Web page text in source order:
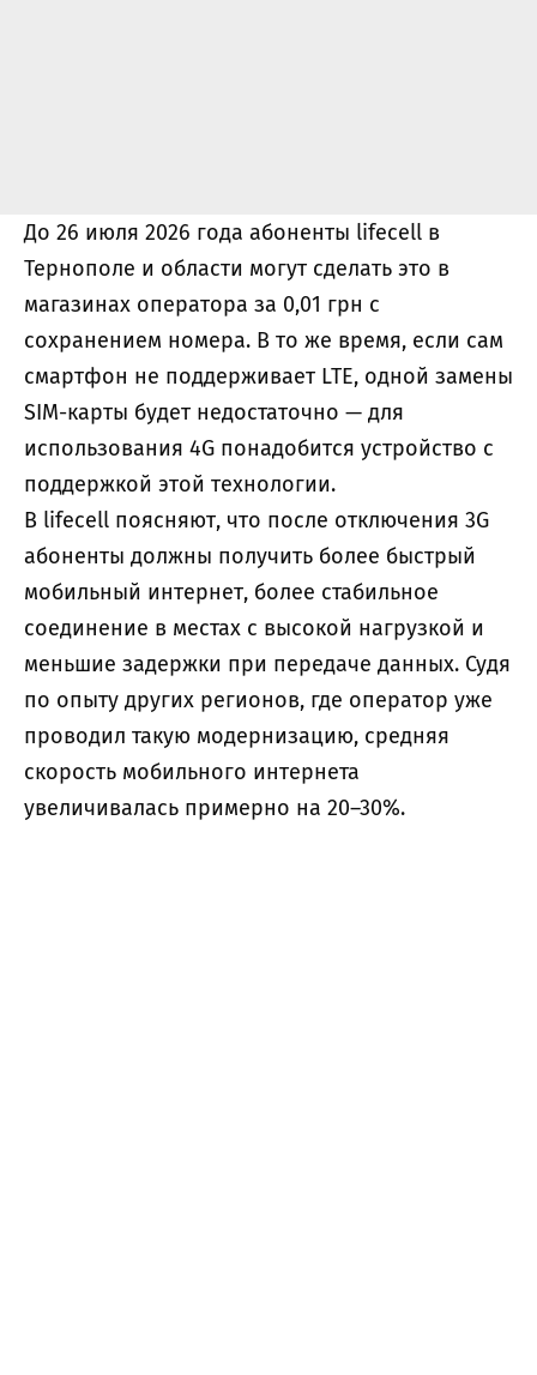
До 26 июля 2026 года абоненты lifecell в
Тернополе и области могут сделать это в
магазинах оператора за 0,01 грн с
сохранением номера. В то же время, если сам
смартфон не поддерживает LTE, одной замены
SIM-карты будет недостаточно — для
использования 4G понадобится устройство с
поддержкой этой технологии.
В lifecell поясняют, что после отключения 3G
абоненты должны получить более быстрый
мобильный интернет, более стабильное
соединение в местах с высокой нагрузкой и
меньшие задержки при передаче данных. Судя
по опыту других регионов, где оператор уже
проводил такую модернизацию, средняя
скорость мобильного интернета
увеличивалась примерно на 20–30%.